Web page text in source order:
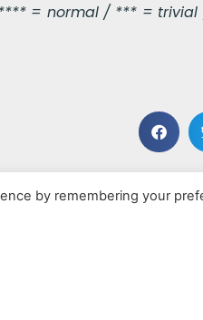
= normal / *** =
Violet Skies
by remembering your